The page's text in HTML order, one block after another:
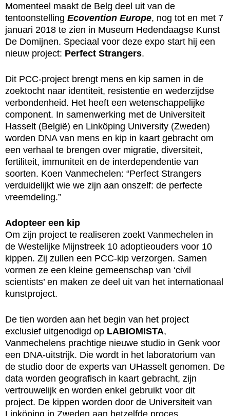
Momenteel maakt de Belg deel uit van de
tentoonstelling Ecovention Europe, nog tot en met 7
januari 2018 te zien in Museum Hedendaagse Kunst
De Domijnen. Speciaal voor deze expo start hij een
nieuw project: Perfect Strangers.
Dit PCC-project brengt mens en kip samen in de
zoektocht naar identiteit, resistentie en wederzijdse
verbondenheid. Het heeft een wetenschappelijke
component. In samenwerking met de Universiteit
Hasselt (België) en Linköping University (Zweden)
worden DNA van mens en kip in kaart gebracht om
een verhaal te brengen over migratie, diversiteit,
fertiliteit, immuniteit en de interdependentie van
soorten. Koen Vanmechelen: “Perfect Strangers
verduidelijkt wie we zijn aan onszelf: de perfecte
vreemdeling.”
Adopteer een kip
Om zijn project te realiseren zoekt Vanmechelen in
de Westelijke Mijnstreek 10 adoptieouders voor 10
kippen. Zij zullen een PCC-kip verzorgen. Samen
vormen ze een kleine gemeenschap van ‘civil
scientists’ en maken ze deel uit van het internationaal
kunstproject.
De tien worden aan het begin van het project
exclusief uitgenodigd op LABIOMISTA,
Vanmechelens prachtige nieuwe studio in Genk voor
een DNA-uitstrijk. Die wordt in het laboratorium van
de studio door de experts van UHasselt genomen. De
data worden geografisch in kaart gebracht, zijn
vertrouwelijk en worden enkel gebruikt voor dit
project. De kippen worden door de Universiteit van
Linköping in Zweden aan hetzelfde proces